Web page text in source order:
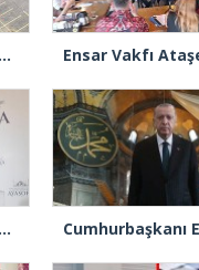
Kadıköy Rıhtım Camii için ilk kazık vuruldu
İletişim Başkanı Burhanettin Duran: “Ayasofya’nın ibadete açılması adeta bir Kızılelma’ydı”